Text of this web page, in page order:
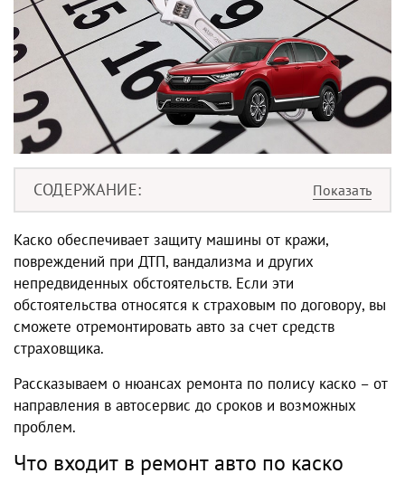
СОДЕРЖАНИЕ
Каско обеспечивает защиту машины от кражи,
повреждений при ДТП, вандализма и других
непредвиденных обстоятельств. Если эти
обстоятельства относятся к страховым по договору, вы
сможете отремонтировать авто за счет средств
страховщика.
Рассказываем о нюансах ремонта по полису каско – от
направления в автосервис до сроков и возможных
проблем.
Что входит в ремонт авто по каско